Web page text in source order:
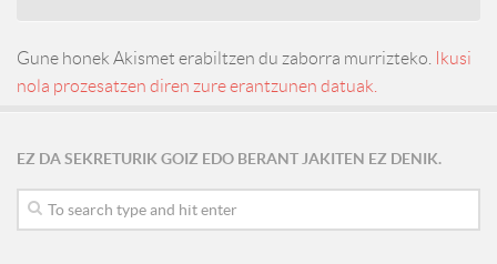
Gune honek Akismet erabiltzen du zaborra murrizteko.
Ikusi
nola prozesatzen diren zure erantzunen datuak.
EZ DA SEKRETURIK GOIZ EDO BERANT JAKITEN EZ DENIK.